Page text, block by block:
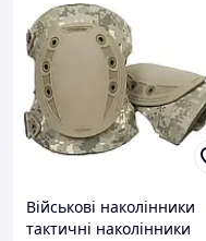
Військові наколінники
тактичні наколінники